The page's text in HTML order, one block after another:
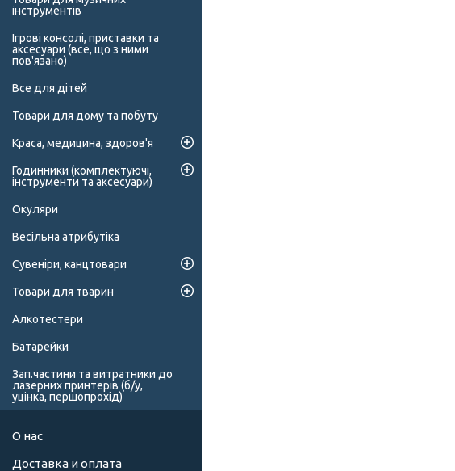
інструментів
Ігрові консолі, приставки та
аксесуари (все, що з ними
пов'язано)
Все для дітей
Товари для дому та побуту
Краса, медицина, здоров'я
Годинники (комплектуючі,
інструменти та аксесуари)
Окуляри
Весільна атрибутіка
Сувеніри, канцтовари
Товари для тварин
Алкотестери
Батарейки
Зап.частини та витратники до
лазерних принтерів (б/у,
уцінка, першопрохід)
О нас
Доставка и оплата